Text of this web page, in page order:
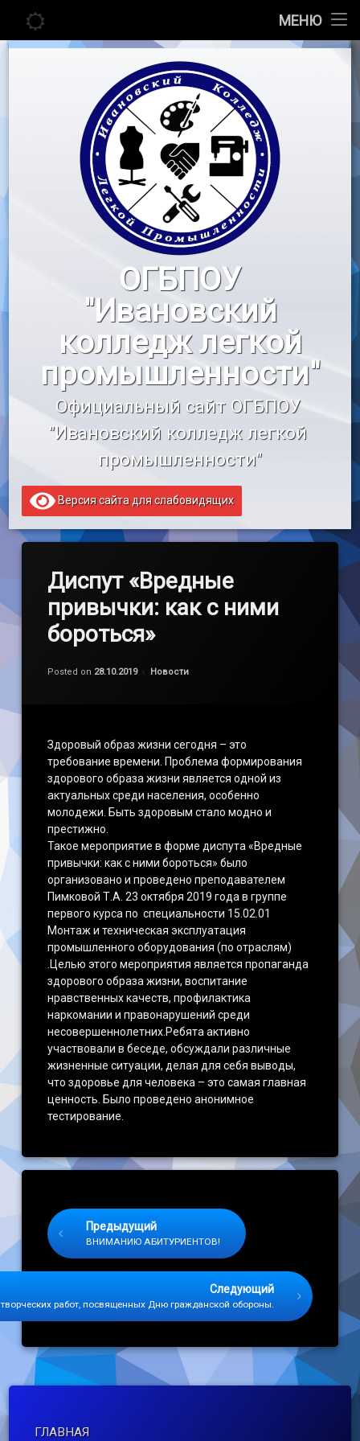
МЕНЮ
Главная
Педагогу
Воспитательная работа
«Профессионалы»
«Профессионалитет»
Образовательный кредит
Перейти
ОГБПОУ
"Ивановский
колледж легкой
промышленности"
Официальный сайт ОГБПОУ
"Ивановский колледж легкой
промышленности"
Версия сайта для слабовидящих
Диспут «Вредные
привычки: как с ними
бороться»
Posted on 28.10.2019
by
Категории:
Новости
Здоровый образ жизни сегодня – это
требование времени. Проблема формирования
здорового образа жизни является одной из
актуальных среди населения, особенно
молодежи. Быть здоровым стало модно и
престижно.
Такое мероприятие в форме диспута «Вредные
привычки: как с ними бороться» было
организовано и проведено преподавателем
Пимковой Т.А. 23 октября 2019 года в группе
первого курса по специальности 15.02.01
Монтаж и техническая эксплуатация
промышленного оборудования (по отраслям)
.Целью этого мероприятия является пропаганда
здорового образа жизни, воспитание
нравственных качеств, профилактика
наркомании и правонарушений среди
несовершеннолетних.Ребята активно
участвовали в беседе, обсуждали различные
жизненные ситуации, делая для себя выводы,
что здоровье для человека – это самая главная
ценность. Было проведено анонимное
тестирование.
Предыдущий
ВНИМАНИЮ АБИТУРИЕНТОВ!
Следующий
работ, посвященных Дню гражданской обороны.
ГЛАВНАЯ